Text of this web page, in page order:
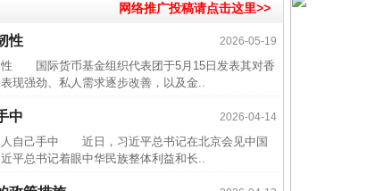
网络推广投稿请点击这里>>
2026-05-19
性
国际货币基金组织代表团于5月15日发表其对香
现强劲、私人需求逐步改善，以及金..
2026-04-14
中
自己手中 近日，习近平总书记在北京会见中国
平总书记着眼中华民族整体利益和长..